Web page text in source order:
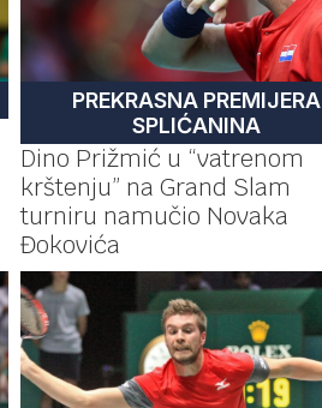
PREKRASNA PREMIJERA
SPLIĆANINA
Dino Prižmić u “vatrenom
krštenju” na Grand Slam
turniru namučio Novaka
Đokovića